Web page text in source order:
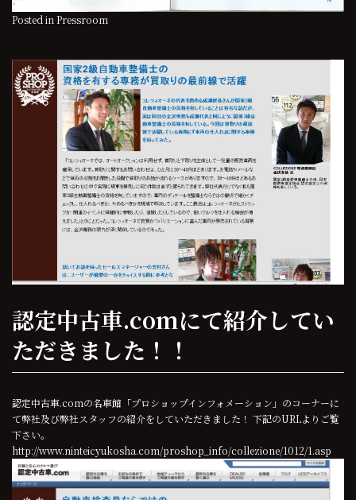
Posted in Pressroom
認定中古車.comにて紹介してい
ただきました！！
認定中古車.comの名車館「プロショップインフォメーション」のコーナーに
て弊社及び弊社スタッフの紹介をしていただきました！ 下記のURLよりご覧
下さい。
http://www.ninteicyukosha.com/proshop_info/collezione/1012/1.asp